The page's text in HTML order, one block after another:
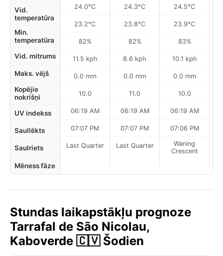
Vid.
temperatūra
Min.
temperatūra
Vid. mitrums
Maks. vējš
Kopējie
nokrišņi
UV indekss
Saullēkts
Saulriets
Mēness fāze
24.0°C
23.2°C
82%
11.5 kph
0.0 mm
10.0
06:19 AM
07:07 PM
Last Quarter
24.3°C
23.8°C
82%
8.6 kph
0.0 mm
11.0
06:19 AM
07:07 PM
Last Quarter
24.5°C
23.9°C
83%
10.1 kph
0.0 mm
10.0
06:19 AM
07:06 PM
Waning
Crescent
Stundas laikapstākļu prognoze
Tarrafal de São Nicolau,
Kaboverde 🇨🇻 Šodien